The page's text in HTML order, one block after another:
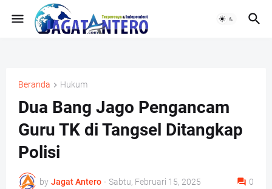
Beranda Hukum
Dua Bang Jago Pengancam
Guru TK di Tangsel Ditangkap
Polisi
by Jagat Antero - Sabtu, Februari 15, 2025 0